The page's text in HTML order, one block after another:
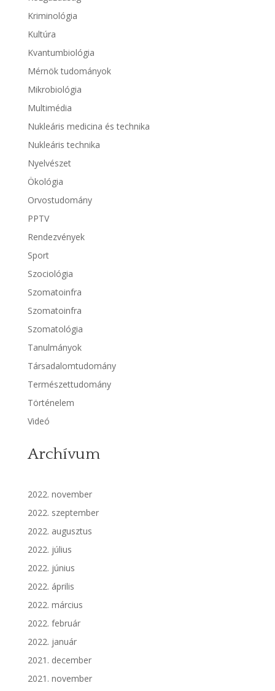
Kriminológia
Kultúra
Kvantumbiológia
Mérnök tudományok
Mikrobiológia
Multimédia
Nukleáris medicina és technika
Nukleáris technika
Nyelvészet
Ökológia
Orvostudomány
PPTV
Rendezvények
Sport
Szociológia
Szomatoinfra
Szomatoinfra
Szomatológia
Tanulmányok
Társadalomtudomány
Természettudomány
Történelem
Videó
Archívum
2022. november
2022. szeptember
2022. augusztus
2022. július
2022. június
2022. április
2022. március
2022. február
2022. január
2021. december
2021. november